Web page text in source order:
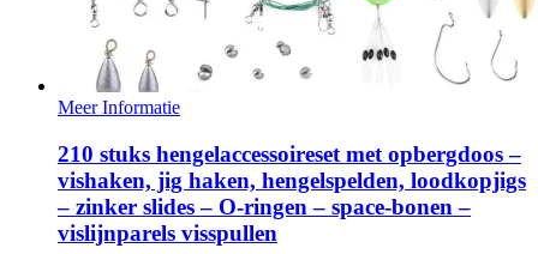
Meer Informatie
210 stuks hengelaccessoireset met opbergdoos –
vishaken, jig haken, hengelspelden, loodkopjigs
– zinker slides – O-ringen – space-bonen –
vislijnparels visspullen